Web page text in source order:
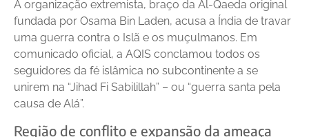
A organização extremista, braço da Al-Qaeda original
fundada por Osama Bin Laden, acusa a Índia de travar
uma guerra contra o Islã e os muçulmanos. Em
comunicado oficial, a AQIS conclamou todos os
seguidores da fé islâmica no subcontinente a se
unirem na “Jihad Fi Sabilillah” – ou “guerra santa pela
causa de Alá”.
Região de conflito e expansão da ameaça